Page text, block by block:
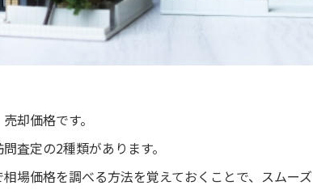
却価格です。
査定の2種類があります。
場価格を調べる方法を覚えておくことで、スムーズ